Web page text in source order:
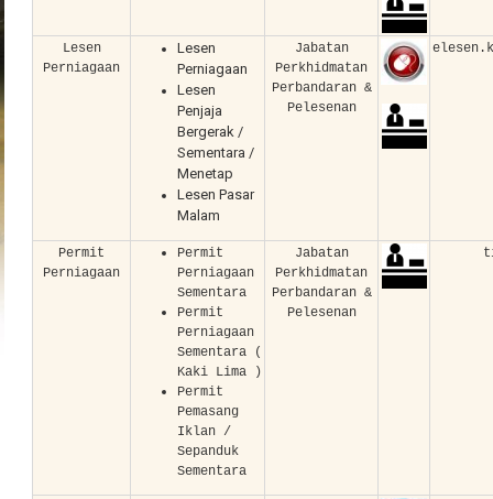
Lesen
Perniagaan
Lesen
Perniagaan
Lesen
Penjaja
Bergerak /
Sementara /
Menetap
Lesen Pasar
Malam
Jabatan
Perkhidmatan
Perbandaran &
Pelesenan
Permit
Perniagaan
Permit
Perniagaan
Sementara
Permit
Perniagaan
Sementara (
Kaki Lima )
Permit
Pemasang
Iklan /
Sepanduk
Sementara
Jabatan
Perkhidmatan
Perbandaran &
Pelesenan